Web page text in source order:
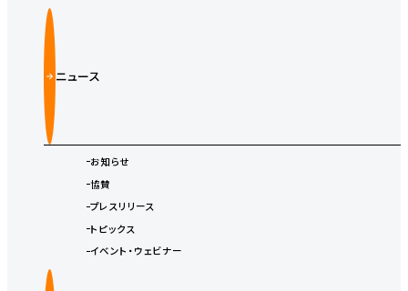
ニュース
お知らせ
協賛
プレスリリース
トピックス
イベント・ウェビナー